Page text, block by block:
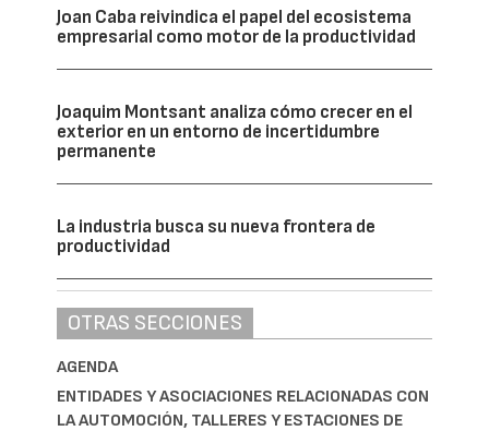
Joan Caba reivindica el papel del ecosistema
empresarial como motor de la productividad
Joaquim Montsant analiza cómo crecer en el
exterior en un entorno de incertidumbre
permanente
La industria busca su nueva frontera de
productividad
OTRAS SECCIONES
AGENDA
ENTIDADES Y ASOCIACIONES RELACIONADAS CON
LA AUTOMOCIÓN, TALLERES Y ESTACIONES DE